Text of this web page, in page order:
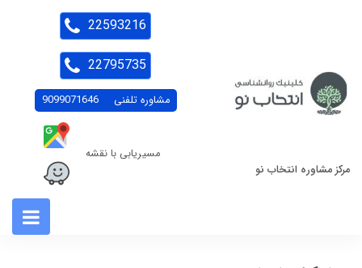
مرکز مشاوره انتخاب نو
مشاوره تلفنی 9099071646
مسیریابی با نقشه
22593216
22795735